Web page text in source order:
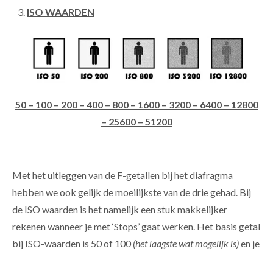
ISO WAARDEN
50 – 100 – 200 – 400 – 800 – 1600 – 3200 – 6400 – 12800
– 25600 – 51200
Met het uitleggen van de F-getallen bij het diafragma
hebben we ook gelijk de moeilijkste van de drie gehad. Bij
de ISO waarden is het namelijk een stuk makkelijker
rekenen wanneer je met ‘Stops’ gaat werken. Het basis getal
bij ISO-waarden is 50 of 100 (het laagste wat mogelijk is)en je